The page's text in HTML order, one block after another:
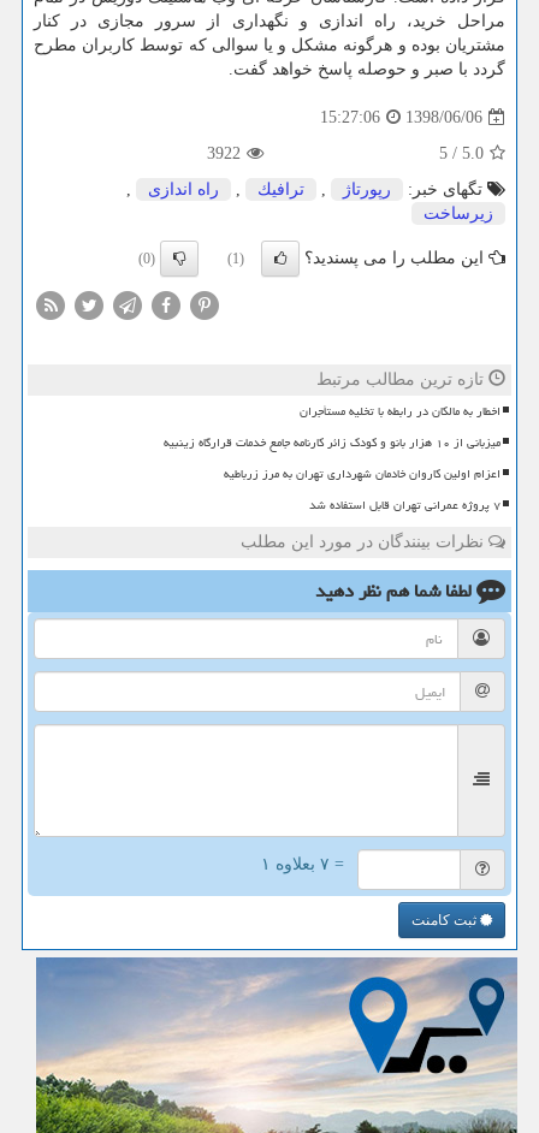
مراحل خرید، راه اندازی و نگهداری از سرور مجازی در کنار
مشتریان بوده و هرگونه مشکل و یا سوالی که توسط کاربران مطرح
گردد با صبر و حوصله پاسخ خواهد گفت.
1398/06/06
15:27:06
5.0
/
5
3922
تگهای خبر:
رپورتاژ , ترافیك , راه اندازی
,
زیرساخت
این مطلب را می پسندید؟ (1)
(0)
تازه ترین مطالب مرتبط
اخطار به مالکان در رابطه با تخلیه مستأجران
میزبانی از ۱۰ هزار بانو و کودک زائر کارنامه جامع خدمات قرارگاه زینبیه
اعزام اولین کاروان خادمان شهرداری تهران به مرز زرباطیه
۷ پروژه عمرانی تهران قابل استفاده شد
نظرات بینندگان در مورد این مطلب
لطفا شما همنظر دهید
= ۷ بعلاوه ۱
ثبت کامنت